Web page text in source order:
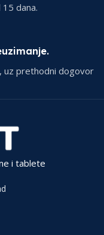
dana.
uz prethodni dogovor
i tablete